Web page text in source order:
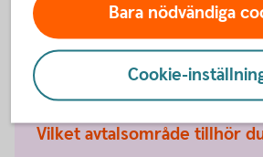
Statens
Vilket avtalsområde tillhör
Bara nödvändiga
Cookie-